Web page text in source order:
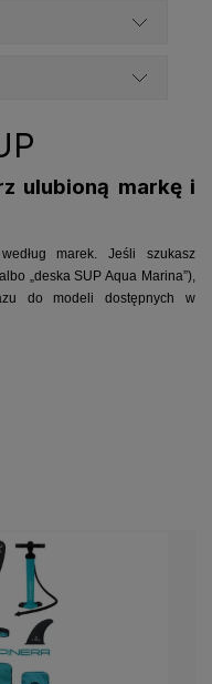
ulubioną markę i
marek. Jeśli szukasz
„deska SUP Aqua Marina”),
do modeli dostępnych w